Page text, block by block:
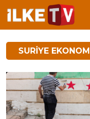
SURIYE